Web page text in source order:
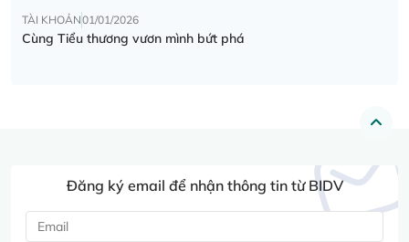
TÀI KHOẢN01/01/2026
Cùng Tiểu thương vươn mình bứt phá
Đăng ký email để nhận thông tin từ BIDV